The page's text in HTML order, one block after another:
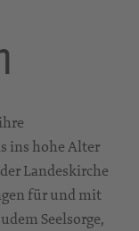
ins hohe Alter
Landeskirche
für und mit
Seelsorge,